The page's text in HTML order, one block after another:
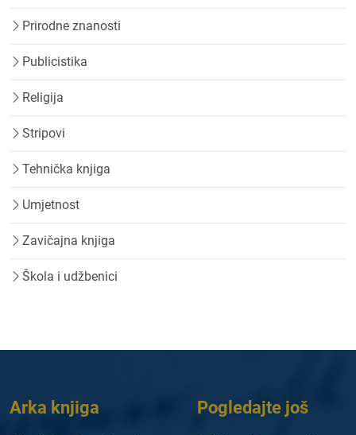
Prirodne znanosti
Publicistika
Religija
Stripovi
Tehnička knjiga
Umjetnost
Zavičajna knjiga
Škola i udžbenici
Arka knjiga Pogledajte još